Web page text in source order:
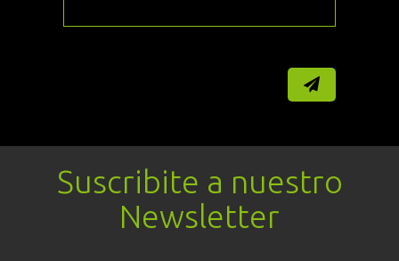
Suscribite a nuestro
Newsletter